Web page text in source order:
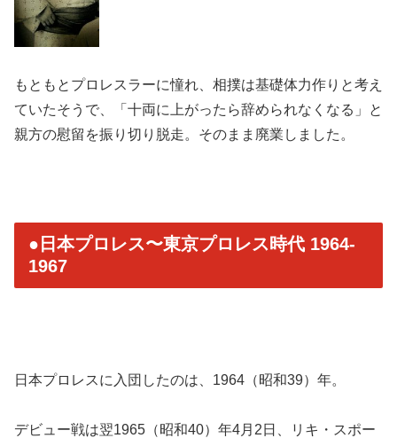
もともとプロレスラーに憧れ、相撲は基礎体力作りと考え
ていたそうで、「十両に上がったら辞められなくなる」と
親方の慰留を振り切り脱走。そのまま廃業しました。
●日本プロレス〜東京プロレス時代 1964-
1967
日本プロレスに入団したのは、1964（昭和39）年。
デビュー戦は翌1965（昭和40）年4月2日、リキ・スポー